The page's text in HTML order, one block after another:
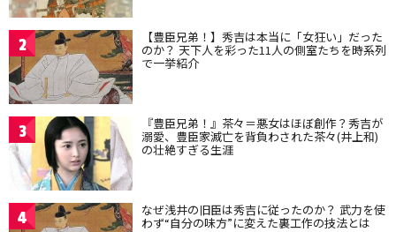
2 【豊臣兄弟！】秀吉は本当に「女狂い」だった
のか？ 天下人を彩った11人の側室たちを時系列
で一挙紹介
3 『豊臣兄弟！』茶々＝悪女はほぼ創作？秀吉が
溺愛、豊臣家滅亡を背負わされた茶々(井上和)
の壮絶すぎる生涯
4 なぜ浅井の旧臣は秀吉に従ったのか？ 武力を使
わず“自分の味方”に変えた裏工作の技法とは